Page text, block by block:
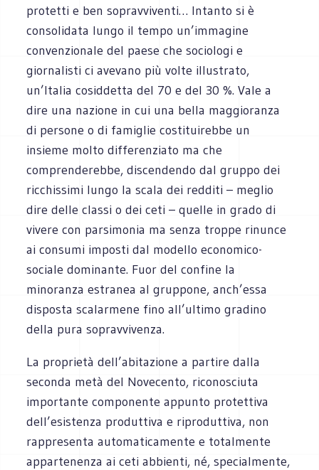
protetti e ben sopravviventi… Intanto si è
consolidata lungo il tempo un’immagine
convenzionale del paese che sociologi e
giornalisti ci avevano più volte illustrato,
un’Italia cosiddetta del 70 e del 30 %. Vale a
dire una nazione in cui una bella maggioranza
di persone o di famiglie costituirebbe un
insieme molto differenziato ma che
comprenderebbe, discendendo dal gruppo dei
ricchissimi lungo la scala dei redditi – meglio
dire delle classi o dei ceti – quelle in grado di
vivere con parsimonia ma senza troppe rinunce
ai consumi imposti dal modello economico-
sociale dominante. Fuor del confine la
minoranza estranea al gruppone, anch’essa
disposta scalarmene fino all’ultimo gradino
della pura sopravvivenza.
La proprietà dell’abitazione a partire dalla
seconda metà del Novecento, riconosciuta
importante componente appunto protettiva
dell’esistenza produttiva e riproduttiva, non
rappresenta automaticamente e totalmente
appartenenza ai ceti abbienti, né, specialmente,